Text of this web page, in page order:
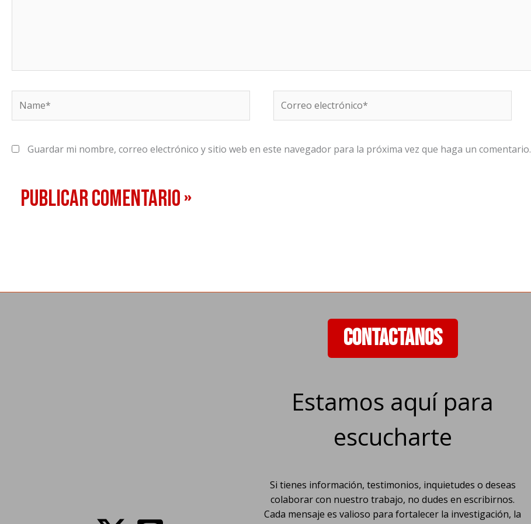
electrónico*
Guardar mi nombre, correo electrónico y sitio web en este navegador para la próxima vez que haga un comentario.
CONTACTANOS
Estamos aquí para
escucharte
Si tienes información, testimonios, inquietudes o deseas
colaborar con nuestro trabajo, no dudes en escribirnos.
Cada mensaje es valioso para fortalecer la investigación, la